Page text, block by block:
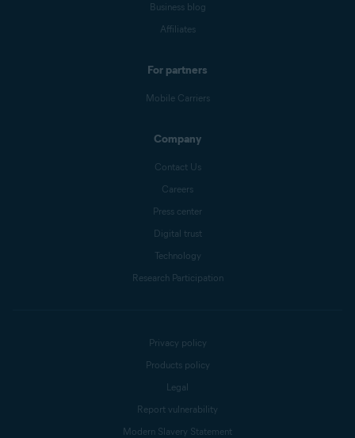
Business blog
Affiliates
For partners
Mobile Carriers
Company
Contact Us
Careers
Press center
Digital trust
Technology
Research Participation
Privacy policy
Products policy
Legal
Report vulnerability
Modern Slavery Statement